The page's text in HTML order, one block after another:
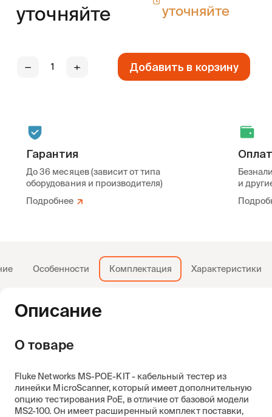
уточняйте
уточняйте
— + Добавить в корзину
Гарантия
До 36 месяцев (зависит от типа
оборудования и производителя)
Подробнее
и
Особенности Комплектация Характеристики
Описание
О товаре
Fluke Networks MS-POE-KIT - кабельный тестер из
линейки MicroScanner, который имеет дополнительную
опцию тестирования PoE, в отличие от базовой модели
MS2-100. Он имеет расширенный комплект поставки,